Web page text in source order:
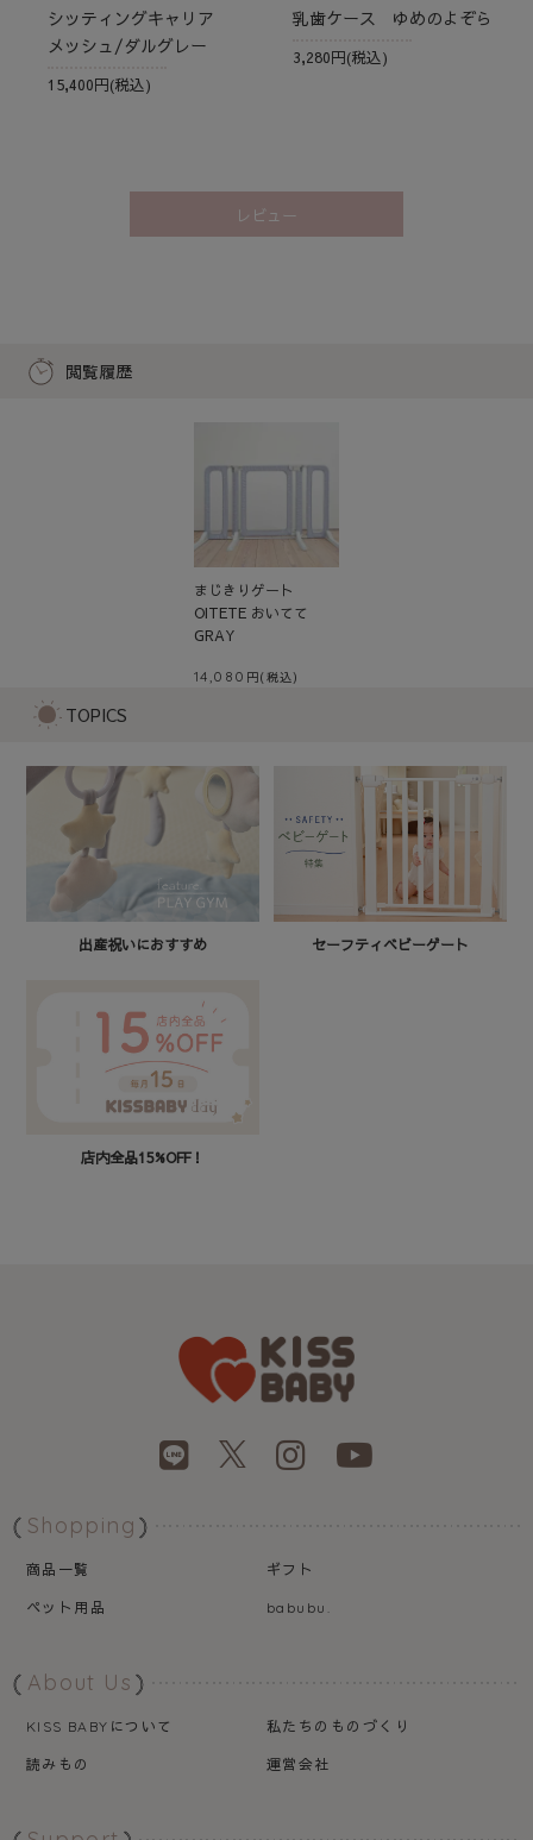
シッティングキャリア
メッシュ/ダルグレー
15,400円(税込)
乳歯ケース ゆめのよぞら
3,280円(税込)
レビュー
閲覧履歴
まじきりゲート
OITETE おいてて
GRAY
14,080
TOPICS
出産祝いにおすすめ セーフティベビーゲート
店内全品15%OFF！
Shopping
商品一覧
ギフト
ペット用品
babubu.
About Us
KISS BABY について
私たちのものづくり
読みもの
運営会社